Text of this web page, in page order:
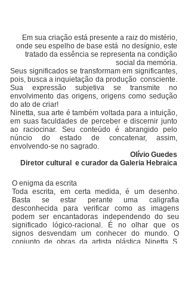
Em sua criação está presente a raiz do mistério,
onde seu espelho de base está no desígnio, este
tratado da essência se representa na condição
social da memória.
Seus significados se transformam em significantes,
pois, busca a inquietação da produção consciente.
Sua expressão subjetiva se transmite no
envolvimento das origens, origens como sedução
do ato de criar!
Ninetta, sua arte é também voltada para a intuição,
em suas faculdades de perceber e discernir junto
ao raciocinar. Seu conteúdo é abrangido pelo
núncio do estado de concatenar, assim,
envolvendo-se no sagrado.
Olívio Guedes
Diretor cultural e curador da Galeria Hebraica
O enigma da escrita
Toda escrita, em certa medida, é um desenho.
Basta se estar perante uma caligrafia
desconhecida para verificar como as imagens
podem ser encantadoras independendo do seu
significado lógico-racional. É no olhar que os
signos desvendam um conhecer do mundo. O
conjunto de obras da artista plástica Ninetta S.